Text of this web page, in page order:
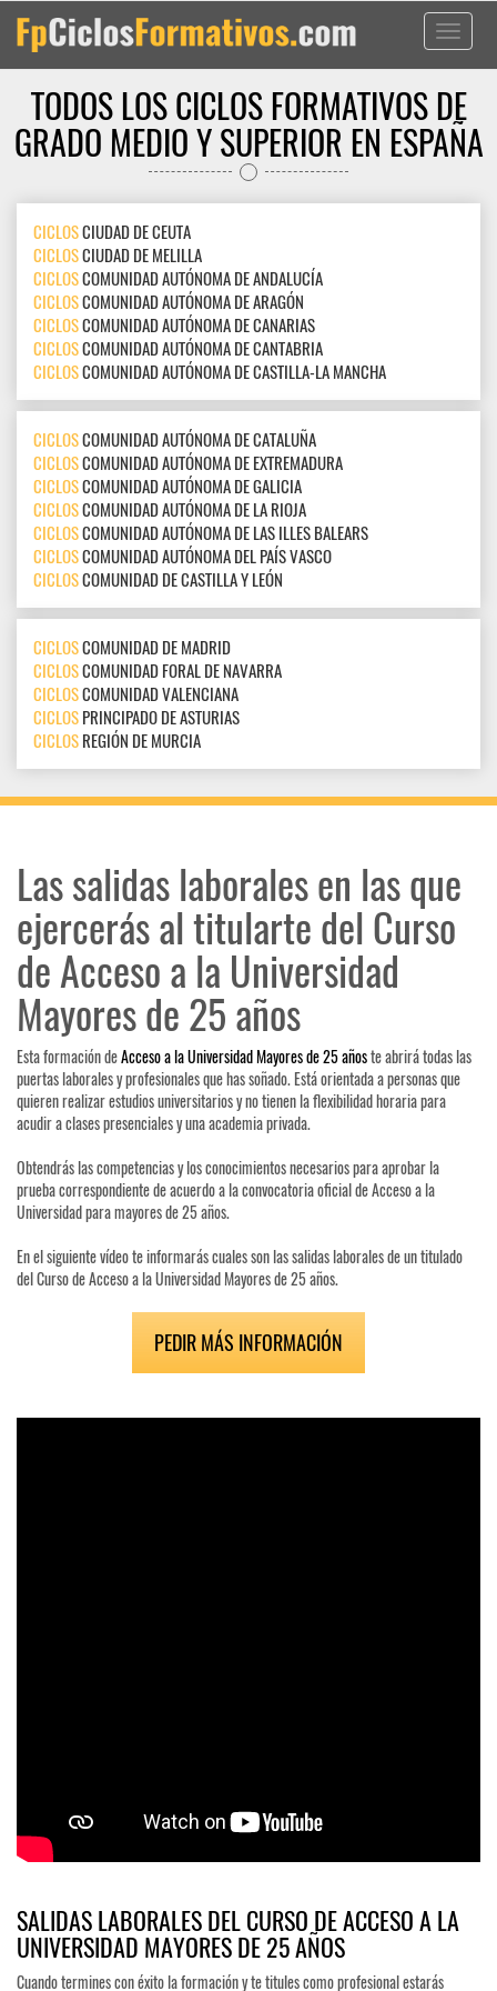
Toggle
TODOS LOS CICLOS FORMATIVOS DE
GRADO MEDIO Y SUPERIOR EN ESPAÑA
CICLOSCIUDAD DE CEUTA
CICLOSCIUDAD DE MELILLA
CICLOSCOMUNIDAD AUTÓNOMA DE ANDALUCÍA
CICLOSCOMUNIDAD AUTÓNOMA DE ARAGÓN
CICLOSCOMUNIDAD AUTÓNOMA DE CANARIAS
CICLOSCOMUNIDAD AUTÓNOMA DE CANTABRIA
CICLOSCOMUNIDAD AUTÓNOMA DE CASTILLA-LA MANCHA
CICLOSCOMUNIDAD AUTÓNOMA DE CATALUÑA
CICLOSCOMUNIDAD AUTÓNOMA DE EXTREMADURA
CICLOSCOMUNIDAD AUTÓNOMA DE GALICIA
CICLOSCOMUNIDAD AUTÓNOMA DE LA RIOJA
CICLOSCOMUNIDAD AUTÓNOMA DE LAS ILLES BALEARS
CICLOSCOMUNIDAD AUTÓNOMA DEL PAÍS VASCO
CICLOSCOMUNIDAD DE CASTILLA Y LEÓN
CICLOSCOMUNIDAD DE MADRID
CICLOSCOMUNIDAD FORAL DE NAVARRA
CICLOSCOMUNIDAD VALENCIANA
CICLOSPRINCIPADO DE ASTURIAS
CICLOSREGIÓN DE MURCIA
Las salidas laborales en las que
ejercerás al titularte del Curso
de Acceso a la Universidad
Mayores de 25 años
Esta formación deAcceso a la Universidad Mayores de 25 añoste abrirá todas las
puertas laborales y profesionales que has soñado. Está orientada a personas que
quieren realizar estudios universitarios y no tienen la flexibilidad horaria para
acudir a clases presenciales y una academia privada.
Obtendrás las competencias y los conocimientos necesarios para aprobar la
prueba correspondiente de acuerdo a la convocatoria oficial de Acceso a la
Universidad para mayores de 25 años.
En el siguiente vídeo te informarás cuales son las salidas laborales de un titulado
del Curso de Acceso a la Universidad Mayores de 25 años.
PEDIR MÁS INFORMACIÓN
SALIDAS LABORALES DEL CURSO DE ACCESO A LA
UNIVERSIDAD MAYORES DE 25 AÑOS
Cuando termines con éxito la formación y te titules como profesional estarás